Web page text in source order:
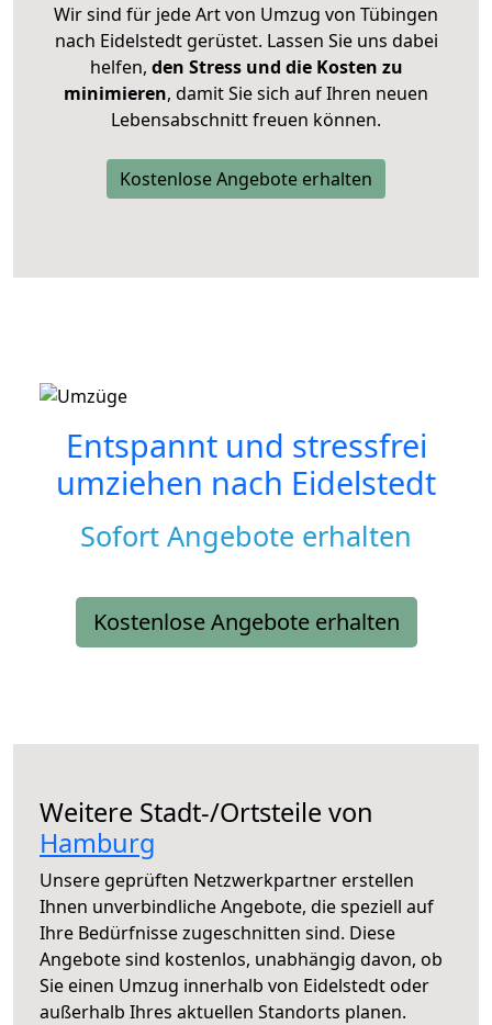
Wir sind für jede Art von Umzug von Tübingen
nach Eidelstedt gerüstet. Lassen Sie uns dabei
helfen, den Stress und die Kosten zu
minimieren, damit Sie sich auf Ihren neuen
Lebensabschnitt freuen können.
Kostenlose Angebote erhalten
Entspannt und stressfrei
umziehen nach Eidelstedt
Sofort Angebote erhalten
Kostenlose Angebote erhalten
Weitere Stadt-/Ortsteile von
Hamburg
Unsere geprüften Netzwerkpartner erstellen
Ihnen unverbindliche Angebote, die speziell auf
Ihre Bedürfnisse zugeschnitten sind. Diese
Angebote sind kostenlos, unabhängig davon, ob
Sie einen Umzug innerhalb von Eidelstedt oder
außerhalb Ihres aktuellen Standorts planen.